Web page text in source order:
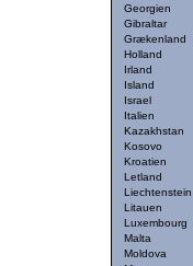
Georgien
Gibraltar
Grækenland
Holland
Irland
Island
Israel
Italien
Kazakhstan
Kosovo
Kroatien
Letland
Liechtenstein
Litauen
Luxembourg
Malta
Moldova